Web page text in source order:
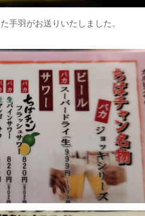
手羽がお送りいたしました。